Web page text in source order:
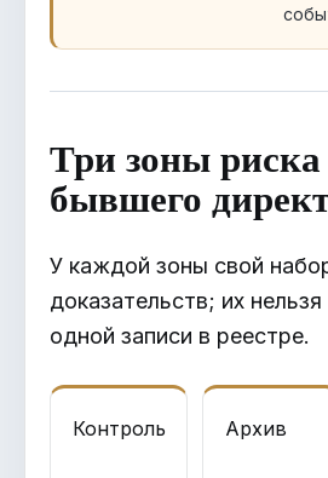
Три зоны риска
бывшего
У каждой зоны свой
доказательств; их
одной записи в реестре.
Контроль Архив